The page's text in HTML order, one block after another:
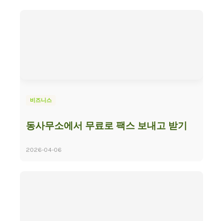
비즈니스
동사무소에서 무료로 팩스 보내고 받기
2026-04-06